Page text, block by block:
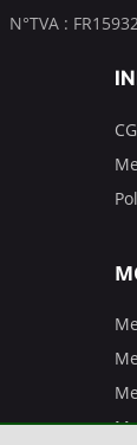
N°TVA :